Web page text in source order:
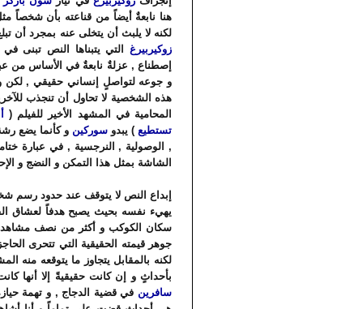
هنا نابعةٌ أيضاً من قناعته بأن شخصاً
لكنه لا يلبث أن يتخلى عنه بمجرد أن
زوكيربيرغ التي يتبناها النص تبنى
إصطناع , عزلةٌ نابعةٌ في الأساس من
و جوعه لتواصلٍ إنساني حقيقي , لكن
هذه الشخصية لا تحاول أن تنجذب
المحامية في المشهد الأخير للفيلم (
تستطيع ) يبدو سوركين و كأنما يضع
, الوصولية , النرجسية , في عبارة
الشاشة بمثل هذا التمكن و النضج و
إبداع النص لا يتوقف عند حدود رسم
سكان الكوكب و أكثر من نصف مشاهدي
جوهر قيمته الحقيقية التي تتحرى
لكنه بالمقابل يتجاوز ما يتوقعه منه
بأحداثٍ و إن كانت حقيقيةً إلا أنها
سافرين في قضية الدجاج , و تهمة